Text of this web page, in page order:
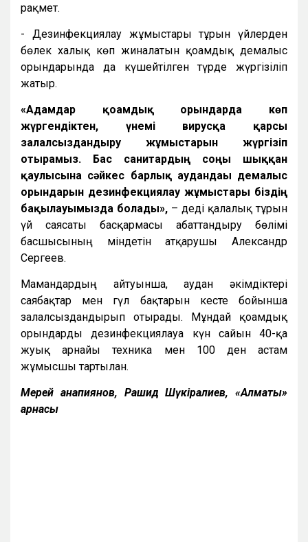
рақмет.
- Дезинфекциялау жұмыстары тұрғын үйлерден
бөлек халық көп жиналатын қоғамдық демалыс
орындарында да күшейтілген түрде жүргізіліп
жатыр.
«Адамдар қоғамдық орындарда көп
жүргендіктен, үнемі вирусқа қарсы
залалсыздандыру жұмыстарын жүргізіп
отырамыз. Бас санитардың соңғы шыққан
қаулысына сәйкес барлық аудандағы демалыс
орындарын дезинфекциялау жұмыстары біздің
бақылауымызда болады», – деді қалалық тұрғын
үй саясаты басқармасы абаттандыру бөлімі
басшысының міндетін атқарушы Александр
Сергеев.
Мамандардың айтуынша, аудан әкімдіктері
саябақтар мен гүл бақтарын кесте бойынша
залалсыздандырып отырады. Мұндай қоғамдық
орындарды дезинфекциялауға күн сайын 40-қа
жуық арнайы техника мен 100 ден астам
жұмысшы тартылған.
Мерей Қанапиянов, Рашид Шүкіралиев, «Алматы»
арнасы